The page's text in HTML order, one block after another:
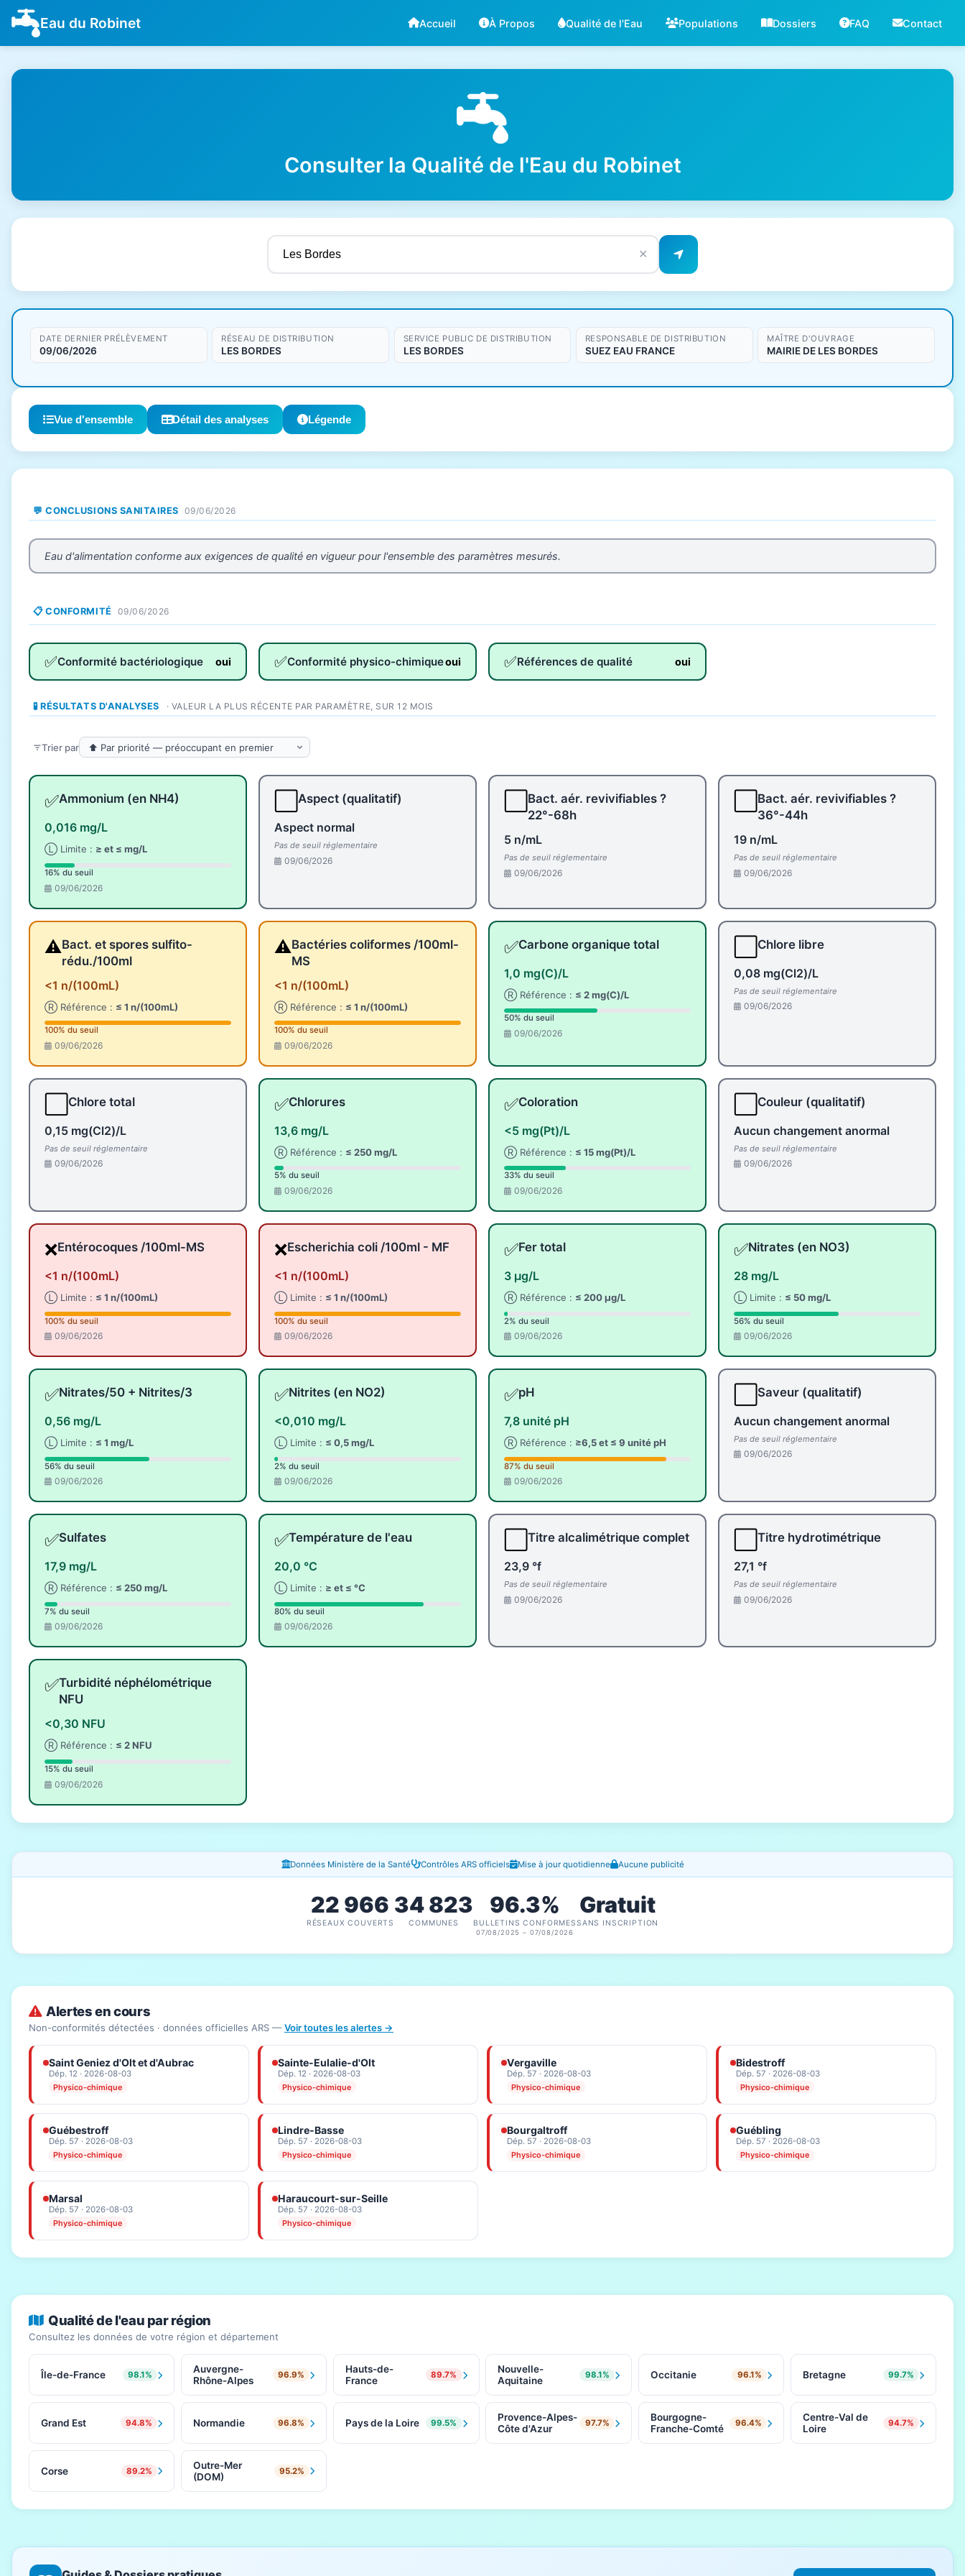
Eau du Robinet Accueil À Propos Qualité de l'Eau Populations Dossiers FAQ Contact
Consulter la Qualité de l'Eau du Robinet
✕
Résultats de qualité de l'eau
DATE DERNIER PRÉLÈVEMENT
09/06/2026
RÉSEAU DE DISTRIBUTION
LES BORDES
SERVICE PUBLIC DE DISTRIBUTION
LES BORDES
RESPONSABLE DE DISTRIBUTION
SUEZ EAU FRANCE
MAÎTRE D'OUVRAGE
MAIRIE DE LES BORDES
Vue d'ensemble Détail des analyses Légende
💬 CONCLUSIONS SANITAIRES 09/06/2026
Eau d'alimentation conforme aux exigences de qualité en vigueur pour l'ensemble des paramètres mesurés.
📋 CONFORMITÉ 09/06/2026
✅Conformité bactériologique oui ✅Conformité physico-chimiqueoui ✅Références de qualité oui
🧪 RÉSULTATS D'ANALYSES · VALEUR LA PLUS RÉCENTE PAR PARAMÈTRE, SUR 12 MOIS
Trier par
✅Ammonium (en NH4)
0,016 mg/L
Ⓛ Limite : ≥ et ≤ mg/L
16% du seuil
09/06/2026
Aspect (qualitatif)
Aspect normal
Pas de seuil réglementaire
09/06/2026
Bact. aér. revivifiables ?
22°-68h
5 n/mL
Pas de seuil réglementaire
09/06/2026
Bact. aér. revivifiables ?
36°-44h
19 n/mL
Pas de seuil réglementaire
09/06/2026
⚠️Bact. et spores sulfito-
rédu./100ml
<1 n/(100mL)
Ⓡ Référence : ≤ 1 n/(100mL)
100% du seuil
09/06/2026
⚠️Bactéries coliformes /100ml-
MS
<1 n/(100mL)
Ⓡ Référence : ≤ 1 n/(100mL)
100% du seuil
09/06/2026
✅Carbone organique total
1,0 mg(C)/L
Ⓡ Référence : ≤ 2 mg(C)/L
50% du seuil
09/06/2026
Chlore libre
0,08 mg(Cl2)/L
Pas de seuil réglementaire
09/06/2026
Chlore total
0,15 mg(Cl2)/L
Pas de seuil réglementaire
09/06/2026
✅Chlorures
13,6 mg/L
Ⓡ Référence : ≤ 250 mg/L
5% du seuil
09/06/2026
✅Coloration
<5 mg(Pt)/L
Ⓡ Référence : ≤ 15 mg(Pt)/L
33% du seuil
09/06/2026
Couleur (qualitatif)
Aucun changement anormal
Pas de seuil réglementaire
09/06/2026
❌Entérocoques /100ml-MS
<1 n/(100mL)
Ⓛ Limite : ≤ 1 n/(100mL)
100% du seuil
09/06/2026
❌Escherichia coli /100ml - MF
<1 n/(100mL)
Ⓛ Limite : ≤ 1 n/(100mL)
100% du seuil
09/06/2026
✅Fer total
3 µg/L
Ⓡ Référence : ≤ 200 µg/L
2% du seuil
09/06/2026
✅Nitrates (en NO3)
28 mg/L
Ⓛ Limite : ≤ 50 mg/L
56% du seuil
09/06/2026
✅Nitrates/50 + Nitrites/3
0,56 mg/L
Ⓛ Limite : ≤ 1 mg/L
56% du seuil
09/06/2026
✅Nitrites (en NO2)
<0,010 mg/L
Ⓛ Limite : ≤ 0,5 mg/L
2% du seuil
09/06/2026
✅pH
7,8 unité pH
Ⓡ Référence : ≥6,5 et ≤ 9 unité pH
87% du seuil
09/06/2026
Saveur (qualitatif)
Aucun changement anormal
Pas de seuil réglementaire
09/06/2026
✅Sulfates
17,9 mg/L
Ⓡ Référence : ≤ 250 mg/L
7% du seuil
09/06/2026
✅Température de l'eau
20,0 °C
Ⓛ Limite : ≥ et ≤ °C
80% du seuil
09/06/2026
Titre alcalimétrique complet
23,9 °f
Pas de seuil réglementaire
09/06/2026
Titre hydrotimétrique
27,1 °f
Pas de seuil réglementaire
09/06/2026
✅Turbidité néphélométrique
NFU
<0,30 NFU
Ⓡ Référence : ≤ 2 NFU
15% du seuil
09/06/2026
Fenêtres d'information Données Ministère de la Santé Contrôles ARS officiels Mise à jour quotidienne Aucune publicité
22 966
RÉSEAUX COUVERTS
34 823
COMMUNES
96.3%
BULLETINS CONFORMES
07/08/2025 – 07/08/2026
Gratuit
SANS INSCRIPTION
Alertes en cours
Non-conformités détectées · données officielles ARS — Voir toutes les alertes →
Saint Geniez d'Olt et d'Aubrac
Dép. 12 · 2026-08-03
Physico-chimique
Sainte-Eulalie-d'Olt
Dép. 12 · 2026-08-03
Physico-chimique
Vergaville
Dép. 57 · 2026-08-03
Physico-chimique
Bidestroff
Dép. 57 · 2026-08-03
Physico-chimique
Guébestroff
Dép. 57 · 2026-08-03
Physico-chimique
Lindre-Basse
Dép. 57 · 2026-08-03
Physico-chimique
Bourgaltroff
Dép. 57 · 2026-08-03
Physico-chimique
Guébling
Dép. 57 · 2026-08-03
Physico-chimique
Marsal
Dép. 57 · 2026-08-03
Physico-chimique
Haraucourt-sur-Seille
Dép. 57 · 2026-08-03
Physico-chimique
Qualité de l'eau par région
Consultez les données de votre région et département
Île-de-France 98.1%
Auvergne-
Rhône-Alpes
96.9%
Hauts-de-
France
89.7%
Nouvelle-
Aquitaine
98.1% Occitanie 96.1% Bretagne 99.7%
Grand Est 94.8% Normandie 96.8% Pays de la Loire 99.5%
Provence-Alpes-
Côte d'Azur
97.7%
Bourgogne-
Franche-Comté
96.4%
Centre-Val de
Loire
94.7%
Corse 89.2%
Outre-Mer
(DOM)
95.2%